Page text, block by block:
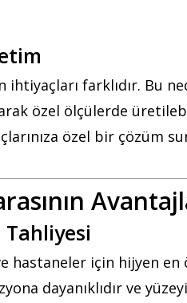
farklıdır. Bu
özel ölçülerde
özel bir çözüm
Tahliyesi
hastaneler için hijyen
dayanıklıdır ve